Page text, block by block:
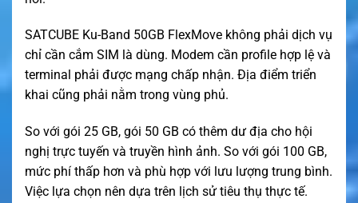
SATCUBE Ku-Band 50GB FlexMove không phải dịch vụ
chỉ cần cắm SIM là dùng. Modem cần profile hợp lệ và
terminal phải được mạng chấp nhận. Địa điểm triển
khai cũng phải nằm trong vùng phủ.
So với gói 25 GB, gói 50 GB có thêm dư địa cho hội
nghị trực tuyến và truyền hình ảnh. So với gói 100 GB,
mức phí thấp hơn và phù hợp với lưu lượng trung bình.
Việc lựa chọn nên dựa trên lịch sử tiêu thụ thực tế.